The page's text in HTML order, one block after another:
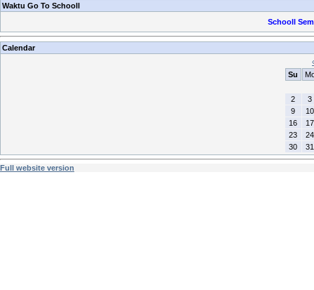
Waktu Go To Schooll
Schooll
Calendar
Su
2
3
9
10
16
17
23
24
30
31
Full website version